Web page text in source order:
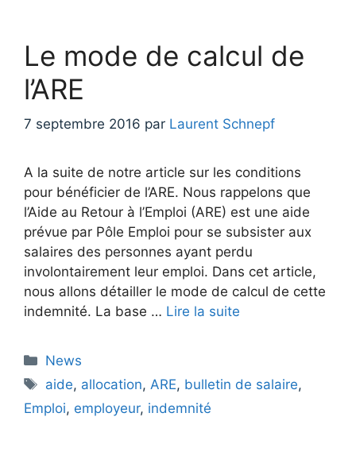
Le mode de calcul de
l’ARE
7 septembre 2016 par Laurent Schnepf
A la suite de notre article sur les conditions
pour bénéficier de l’ARE. Nous rappelons que
l’Aide au Retour à l’Emploi (ARE) est une aide
prévue par Pôle Emploi pour se subsister aux
salaires des personnes ayant perdu
involontairement leur emploi. Dans cet article,
nous allons détailler le mode de calcul de cette
indemnité. La base … Lire la suite
Catégories
News
Étiquettes
aide, allocation,ARE, bulletin de salaire,
Emploi, employeur, indemnité